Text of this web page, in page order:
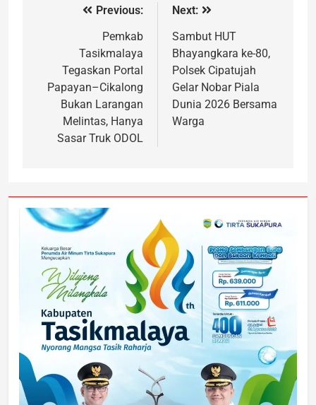
Previous:
Pemkab
Tasikmalaya
Tegaskan Portal
Papayan–Cikalong
Bukan Larangan
Melintas, Hanya
Sasar Truk ODOL
Next:
Sambut HUT
Bhayangkara ke-80,
Polsek Cipatujah
Gelar Nobar Piala
Dunia 2026 Bersama
Warga